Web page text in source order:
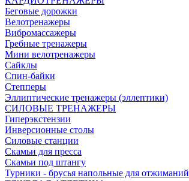
Беговые дорожки
Велотренажеры
Вибромассажеры
Гребные тренажеры
Мини велотренажеры
Сайклы
Спин-байки
Степперы
Эллиптические тренажеры (эллептики)
СИЛОВЫЕ ТРЕНАЖЕРЫ
Гиперэкстензии
Инверсионные столы
Силовые станции
Скамьи для пресса
Скамьи под штангу
Турники - брусья напольные для отжиманий